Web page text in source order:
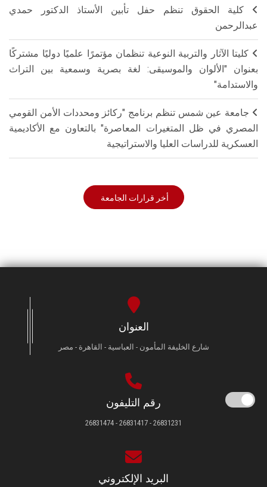
كلية الحقوق تنظم حفل تأبين الأستاذ الدكتور حمدي
عبدالرحمن
كليتا الآثار والتربية النوعية تنظمان مؤتمرًا علميًا دوليًا مشتركًا
بعنوان "الألوان والموسيقى: لغة بصرية وسمعية بين التراث
والاستدامة"
جامعة عين شمس تنظم برنامج "ركائز ومحددات الأمن القومي
المصري في ظل المتغيرات المعاصرة" بالتعاون مع الأكاديمية
العسكرية للدراسات العليا والاستراتيجية
أخر قرارات الجامعة
العنوان
شارع الخليفة المأمون - العباسية - القاهرة - مصر
رقم التليفون
26831231 - 26831417 - 26831474
البريد الإلكتروني